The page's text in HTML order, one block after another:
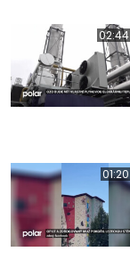
02:44
01:20